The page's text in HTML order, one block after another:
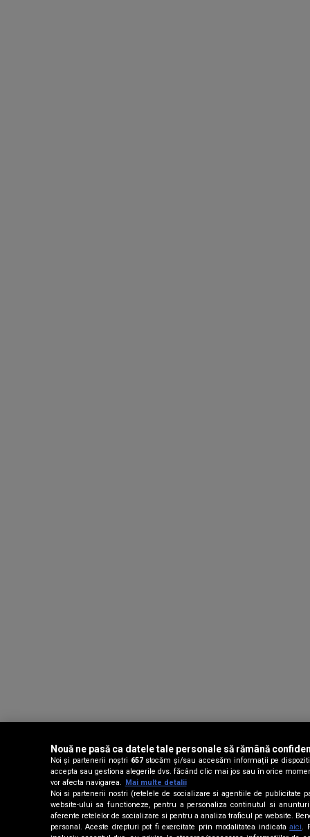
Nouă ne pasă ca datele tale personale să rămână
Noi și partenerii noștri 657stocăm și/sau accesăm informații pe
accepta sau gestiona alegerile dvs. făcând clic mai jos sau în orice
vor afecta navigarea.
Mai multe detalii
Noi si partenerii nostri (retelele de socializare si agentiile de
website-ului sa functioneze, pentru a personaliza continutul si
aferente retelelor de socializare si pentru a analiza traficul pe website.
personal. Aceste drepturi pot fi exercitate prin modalitatea indicataaici.